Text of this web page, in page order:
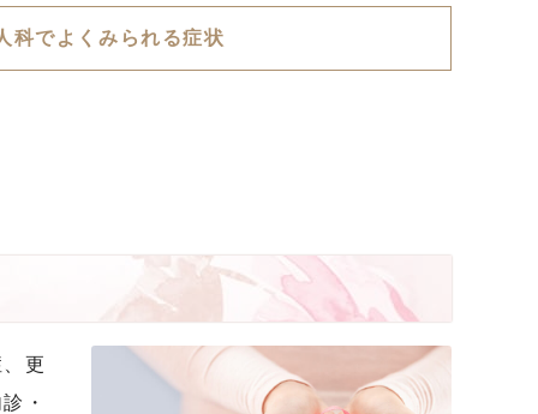
科でよくみられる症状
更
・